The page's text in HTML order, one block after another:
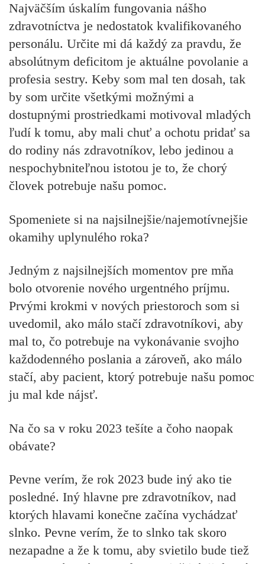
Najväčším úskalím fungovania nášho
zdravotníctva je nedostatok kvalifikovaného
personálu. Určite mi dá každý za pravdu, že
absolútnym deficitom je aktuálne povolanie a
profesia sestry. Keby som mal ten dosah, tak
by som určite všetkými možnými a
dostupnými prostriedkami motivoval mladých
ľudí k tomu, aby mali chuť a ochotu pridať sa
do rodiny nás zdravotníkov, lebo jedinou a
nespochybniteľnou istotou je to, že chorý
človek potrebuje našu pomoc.
Spomeniete si na najsilnejšie/najemotívnejšie
okamihy uplynulého roka?
Jedným z najsilnejších momentov pre mňa
bolo otvorenie nového urgentného príjmu.
Prvými krokmi v nových priestoroch som si
uvedomil, ako málo stačí zdravotníkovi, aby
mal to, čo potrebuje na vykonávanie svojho
každodenného poslania a zároveň, ako málo
stačí, aby pacient, ktorý potrebuje našu pomoc
ju mal kde nájsť.
Na čo sa v roku 2023 tešíte a čoho naopak
obávate?
Pevne verím, že rok 2023 bude iný ako tie
posledné. Iný hlavne pre zdravotníkov, nad
ktorých hlavami konečne začína vychádzať
slnko. Pevne verím, že to slnko tak skoro
nezapadne a že k tomu, aby svietilo bude tiež